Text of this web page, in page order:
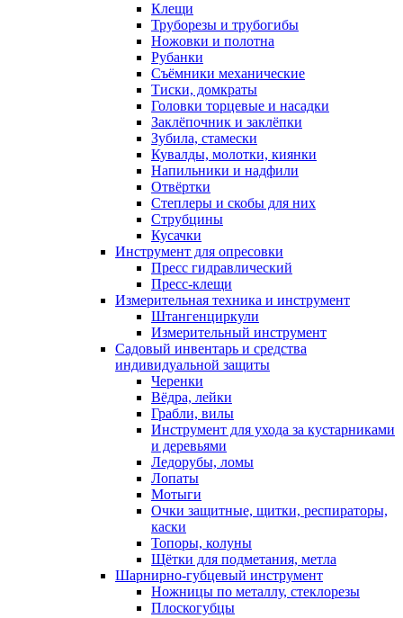
Клещи
Труборезы и трубогибы
Ножовки и полотна
Рубанки
Съёмники механические
Тиски, домкраты
Головки торцевые и насадки
Заклёпочник и заклёпки
Зубила, стамески
Кувалды, молотки, киянки
Напильники и надфили
Отвёртки
Степлеры и скобы для них
Струбцины
Кусачки
Инструмент для опресовки
Пресс гидравлический
Пресс-клещи
Измерительная техника и инструмент
Штангенциркули
Измерительный инструмент
Садовый инвентарь и средства
индивидуальной защиты
Черенки
Вёдра, лейки
Грабли, вилы
Инструмент для ухода за кустарниками
и деревьями
Ледорубы, ломы
Лопаты
Мотыги
Очки защитные, щитки, респираторы,
каски
Топоры, колуны
Щётки для подметания, метла
Шарнирно-губцевый инструмент
Ножницы по металлу, стеклорезы
Плоскогубцы